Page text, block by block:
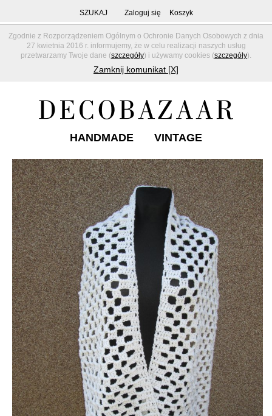
Zgodnie z Rozporządzeniem Ogólnym o Ochronie Danych Osobowych z dnia
27 kwietnia 2016 r. informujemy, że w celu realizacji naszych usług
przetwarzamy Twoje dane (szczegóły) i używamy cookies (szczegóły).
Zamknij komunikat [X]
SZUKAJ Zaloguj się Koszyk
HANDMADE VINTAGE